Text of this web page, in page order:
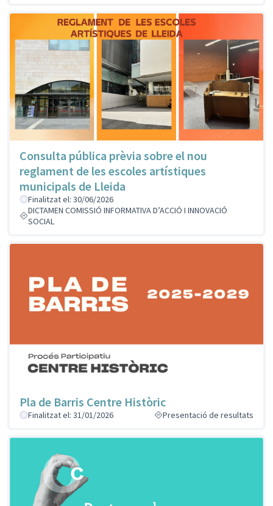
Consulta pública prèvia sobre el nou
reglament de les escoles artístiques
municipals de Lleida
Finalitzat el: 30/06/2026
DICTAMEN COMISSIÓ INFORMATIVA D’ACCIÓ I INNOVACIÓ
SOCIAL
Pla de Barris Centre Històric
Finalitzat el: 31/01/2026 Presentació de resultats